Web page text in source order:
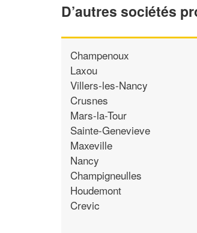
D’autres sociétés
Champenoux
Laxou
Villers-les-Nancy
Crusnes
Mars-la-Tour
Sainte-Genevieve
Maxeville
Nancy
Champigneulles
Houdemont
Crevic